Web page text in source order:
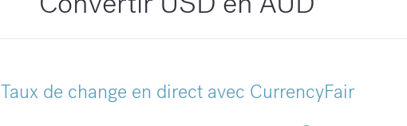
Taux de change en direct avec CurrencyFair